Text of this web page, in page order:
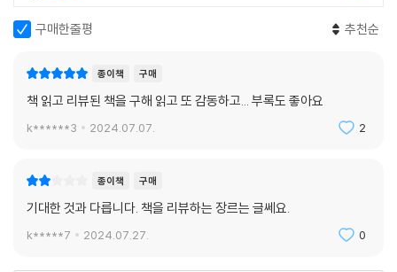
★ 리뷰 작품 소개
《제인 에어》
샬럿 브론테(Charlotte Bronte) 지음, 약 500페이지
용주 로체스터와 사랑에 빠진다. 그러나 로체스터의 어두운 비밀이 밝혀지
《드라큘라》
구매한줄평 추천순
종이책 구매
책 읽고 리뷰된 책을 구해 읽고 또 감동하고... 부록도 좋아요
k******3 2024.07.07. 2
종이책 구매
기대한 것과 다릅니다. 책을 리뷰하는 장르는 글쎄요.
k*****7 2024.07.27. 0